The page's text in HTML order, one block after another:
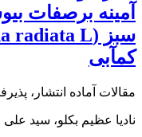
آمینه برصفات
کم‏آبی
مقالات آماده انتشار،
نادیا عظیم بکلو، سید